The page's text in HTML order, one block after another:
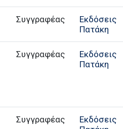
Συγγραφέας
Εκδόσεις
Πατάκη
Συγγραφέας
Εκδόσεις
Πατάκη
Συγγραφέας
Εκδόσεις